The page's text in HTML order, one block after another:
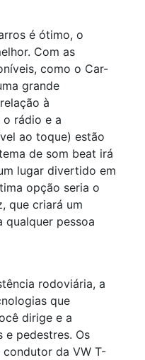
é ótimo, o
Com as
como o Car-
grande
à
rádio e a
ao toque) estão
de som beat irá
lugar divertido em
opção seria o
que criará um
qualquer pessoa
rodoviária, a
que
dirige e a
e pedestres. Os
condutor da VW T-